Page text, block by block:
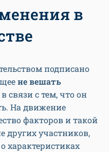
в
подписано
не вешать
в связи с тем, что он
На движение
факторов и такой
других участников,
характеристиках